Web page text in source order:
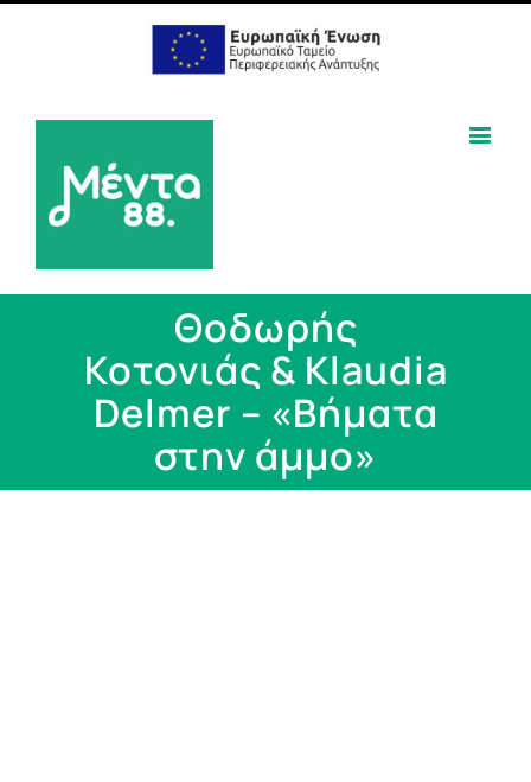
Θοδωρής
Κοτονιάς & Klaudia
Delmer – «Βήματα
στην άμμο»